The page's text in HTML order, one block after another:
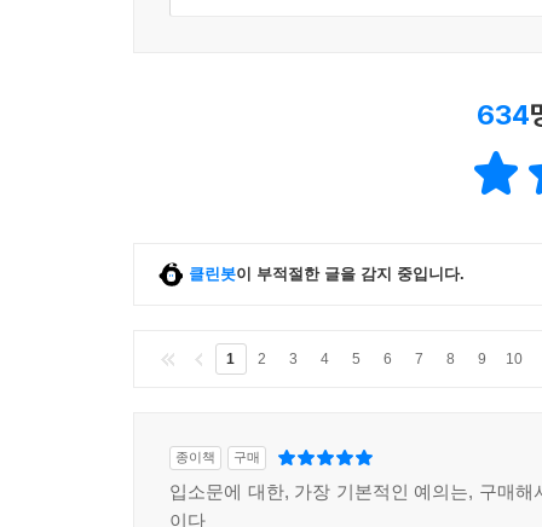
634
클린봇이 부적절한 글을 감지 중입니다.
1 2 3 4 5 6 7 8 9 10
종이책 구매
입소문에 대한, 가장 기본적인 예의는, 구매해
이다